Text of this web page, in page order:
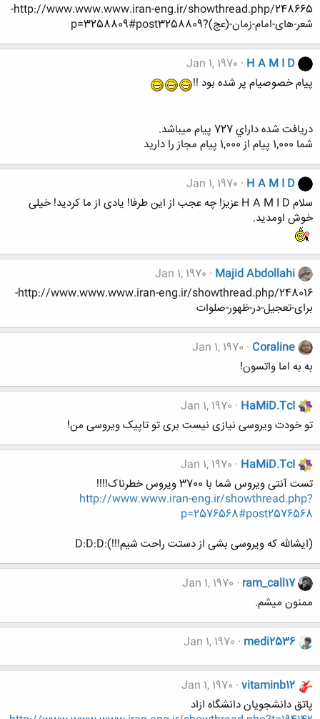
http://www.www.www.iran-eng.ir/showthread.php/248665-
شعر-های-امام-زمان-(عج)?p=3258809#post3258809
H A M I D
Jan 1, 1970
پیام خصوصیام پر شده بود !!
دريافت شده داراي 727 پيام ميباشد.
شما 1,000 پيام از 1,000 پيام مجاز را داريد
H A M I D
Jan 1, 1970
سلام H A M I D عزیز! چه عجب از این طرفا! یادی از ما کردید! خیلی
خوش اومدید.
Majid Abdollahi
Jan 1, 1970
http://www.www.www.iran-eng.ir/showthread.php/248016-
برای-تعجیل-در-ظهور-صلوات
Coraline
Jan 1, 1970
به به اما واتسون!
HaMiD.TcI
Jan 1, 1970
تو خودت ویروسی نیازی نیست بری تو تاپیک ویروسی من!
HaMiD.TcI
Jan 1, 1970
تست آنتی ویروس شما با 3700 ویروس خطرناک!!!!
http://www.www.iran-eng.ir/showthread.php?
p=2576568#post2576568
(ایشالله که ویروسی بشی از دستت راحت شیم!!!):D:D:D
ram_call17
Jan 1, 1970
ممنون میشم.
medi2536
Jan 1, 1970
vitaminb12
Jan 1, 1970
پاتق دانشجويان دانشگاه ازاد